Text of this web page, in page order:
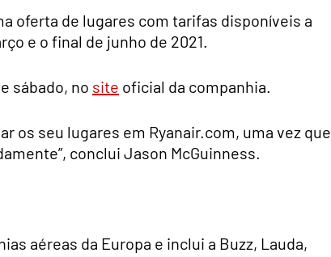
oferta de lugares com tarifas disponíveis a
e o final de junho de 2021.
sábado, no site oficial da companhia.
os seu lugares em Ryanair.com, uma vez que
conclui Jason McGuinness.
aéreas da Europa e inclui a Buzz, Lauda,